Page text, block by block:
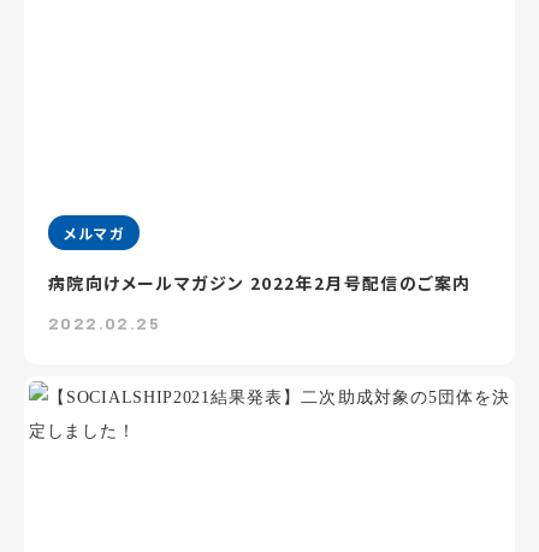
メルマガ
病院向けメールマガジン 2022年2月号配信のご案内
2022.02.25